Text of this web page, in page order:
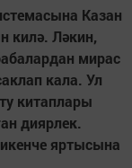
Казан
килә. Ләкин,
мирас
кала. Ул
китаплары
диярлек.
яртысына